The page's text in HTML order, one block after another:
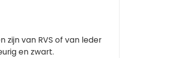
zijn van RVS of van leder
en zwart.